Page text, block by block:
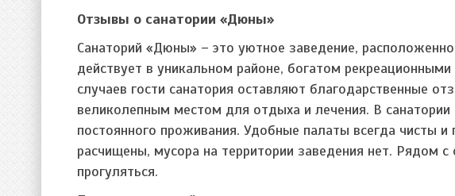
Отзывы о санатории «Дюны»
Санаторий «Дюны» – это уютное заведение,
действует в уникальном районе, богатом
случаев гости санатория оставляют благодарственные
великолепным местом для отдыха и лечения. В
постоянного проживания. Удобные палаты всегда чисты
расчищены, мусора на территории заведения нет. Рядом
прогуляться.